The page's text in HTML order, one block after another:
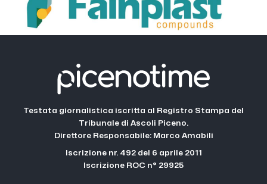
Testata giornalistica iscritta al Registro Stampa del
Tribunale di Ascoli Piceno.
Direttore Responsabile: Marco Amabili
Iscrizione nr. 492 del 6 aprile 2011
Iscrizione ROC n° 29925